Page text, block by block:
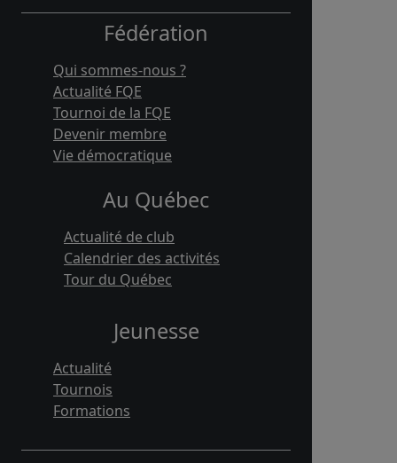
Fédération
Qui sommes-nous ?
Actualité FQE
Tournoi de la FQE
Devenir membre
Vie démocratique
Au Québec
Actualité de club
Calendrier des activités
Tour du Québec
Jeunesse
Actualité
Tournois
Formations